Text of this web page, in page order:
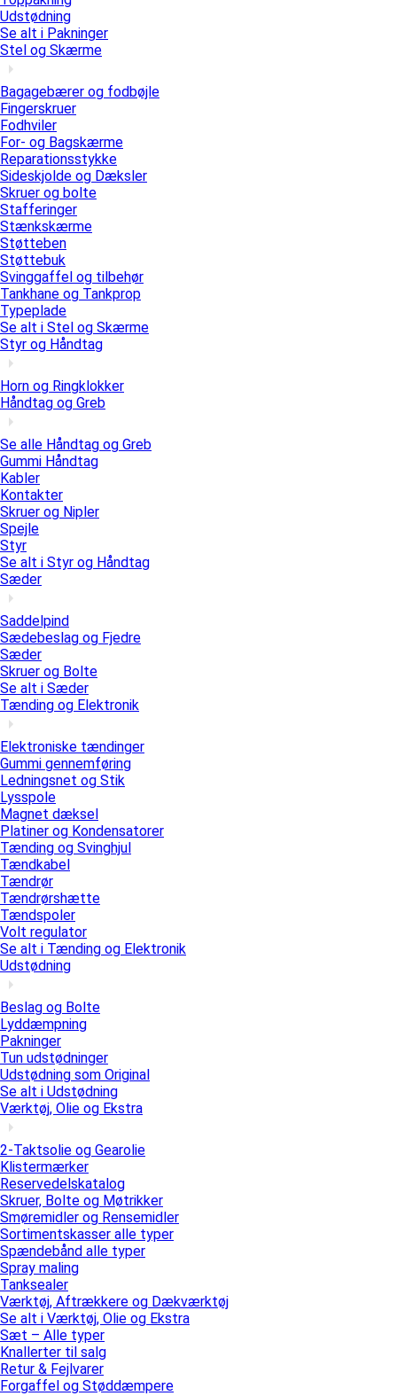
Udstødning
Se alt i Pakninger
Stel og Skærme
Bagagebærer og fodbøjle
Fingerskruer
Fodhviler
For- og Bagskærme
Reparationsstykke
Sideskjolde og Dæksler
Skruer og bolte
Stafferinger
Stænkskærme
Støtteben
Støttebuk
Svinggaffel og tilbehør
Tankhane og Tankprop
Typeplade
Se alt i Stel og Skærme
Styr og Håndtag
Horn og Ringklokker
Håndtag og Greb
Se alle Håndtag og Greb
Gummi Håndtag
Kabler
Kontakter
Skruer og Nipler
Spejle
Styr
Se alt i Styr og Håndtag
Sæder
Saddelpind
Sædebeslag og Fjedre
Sæder
Skruer og Bolte
Se alt i Sæder
Tænding og Elektronik
Elektroniske tændinger
Gummi gennemføring
Ledningsnet og Stik
Lysspole
Magnet dæksel
Platiner og Kondensatorer
Tænding og Svinghjul
Tændkabel
Tændrør
Tændrørshætte
Tændspoler
Volt regulator
Se alt i Tænding og Elektronik
Udstødning
Beslag og Bolte
Lyddæmpning
Pakninger
Tun udstødninger
Udstødning som Original
Se alt i Udstødning
Værktøj, Olie og Ekstra
2-Taktsolie og Gearolie
Klistermærker
Reservedelskatalog
Skruer, Bolte og Møtrikker
Smøremidler og Rensemidler
Sortimentskasser alle typer
Spændebånd alle typer
Spray maling
Tanksealer
Værktøj, Aftrækkere og Dækværktøj
Se alt i Værktøj, Olie og Ekstra
Sæt – Alle typer
Knallerter til salg
Retur & Fejlvarer
Forgaffel og Støddæmpere